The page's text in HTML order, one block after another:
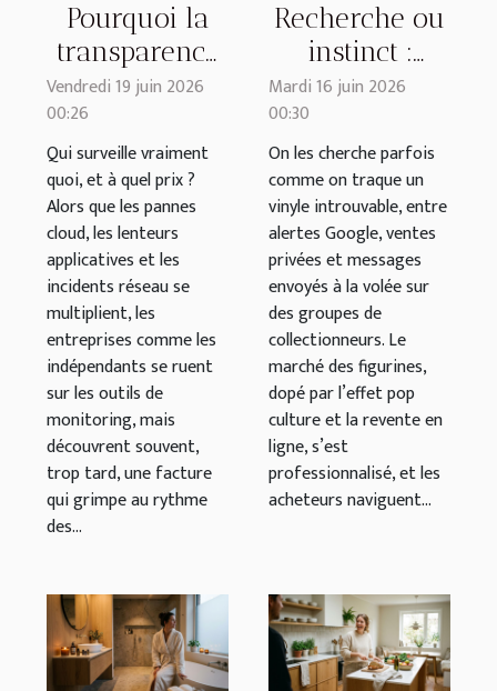
Pourquoi la
transparence
sur les tarifs
révolutionne
la confiance
dans le
monitoring
Vendredi 19 juin 2026
00:26
Qui surveille vraiment
quoi, et à quel prix ?
Alors que les pannes
cloud, les lenteurs
applicatives et les
incidents réseau se
multiplient, les
entreprises comme les
indépendants se ruent
sur les outils de
monitoring, mais
découvrent souvent,
trop tard, une facture
qui grimpe au rythme
des...
Recherche ou
instinct :
comment
trouvez-vous
vraiment la
perle rare en
figurines ?
Mardi 16 juin 2026
00:30
On les cherche parfois
comme on traque un
vinyle introuvable, entre
alertes Google, ventes
privées et messages
envoyés à la volée sur
des groupes de
collectionneurs. Le
marché des figurines,
dopé par l’effet pop
culture et la revente en
ligne, s’est
professionnalisé, et les
acheteurs naviguent...